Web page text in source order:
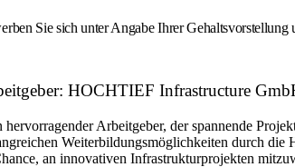
Sie sich unter Angabe Ihrer
HOCHTIEF Infrastructure
Arbeitgeber, der spannende
Weiterbildungsmöglichkeiten durch
an innovativen Infrastrukturprojekten